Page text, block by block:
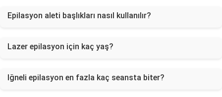
Epilasyon aleti başlıkları nasıl kullanılır?
Lazer epilasyon için kaç yaş?
Iğneli epilasyon en fazla kaç seansta biter?